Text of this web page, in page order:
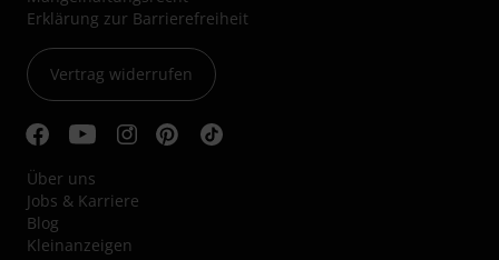
Erklärung zur Barrierefreiheit
Vertrag widerrufen
Über uns
Jobs & Karriere
Blog
Kleinanzeigen